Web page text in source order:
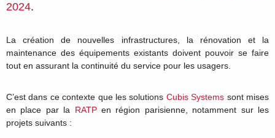
2024.
La création de nouvelles infrastructures, la rénovation et la
maintenance des équipements existants doivent pouvoir se faire
tout en assurant la continuité du service pour les usagers.
C’est dans ce contexte que les solutions Cubis Systems sont mises
en place par la RATPen région parisienne, notamment sur les
projets suivants :